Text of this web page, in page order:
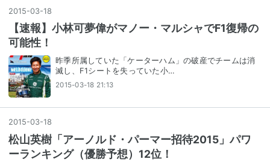
2015-03-18
【速報】小林可夢偉がマノー・マルシャでF1復帰の
可能性！
昨季所属していた「ケーターハム」の破産でチームは消
滅し、F1シートを失っていた小…
2015-03-18 21:13
2015-03-18
松山英樹「アーノルド・パーマー招待2015」パワ
ーランキング（優勝予想）12位！